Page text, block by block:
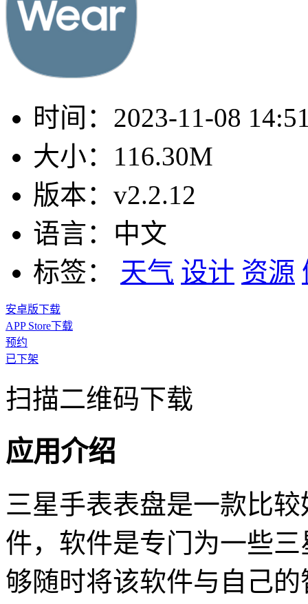
时间： 2023-11-08
大小： 116.30M
版本： v2.2.12
语言： 中文
标签：
天气 设计 资源
安卓版下载
APP Store下载
预约
已下架
扫描二维码下载
应用介绍
三星手表表盘是一款比
件，软件是专门为一些
够随时将该软件与自己